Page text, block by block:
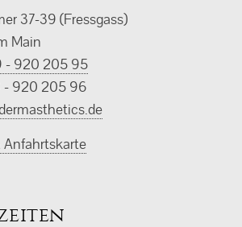
37-39 (Fressgass)
Main
- 920 205 95
- 920 205 96